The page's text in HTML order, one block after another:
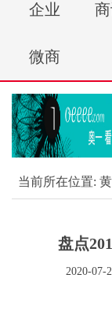
企业
微商
当前所在位置:
盘点
2020-07-